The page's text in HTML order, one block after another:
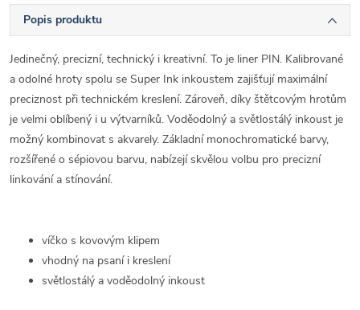
Popis produktu
Jedinečný, precizní, technický i kreativní. To je liner PIN. Kalibrované
a odolné hroty spolu se Super Ink inkoustem zajišťují maximální
preciznost při technickém kreslení. Zároveň, díky štětcovým hrotům
je velmi oblíbený i u výtvarníků. Voděodolný a světlostálý inkoust je
možný kombinovat s akvarely. Základní monochromatické barvy,
rozšířené o sépiovou barvu, nabízejí skvělou volbu pro precizní
linkování a stínování.
víčko s kovovým klipem
vhodný na psaní i kreslení
světlostálý a voděodolný inkoust